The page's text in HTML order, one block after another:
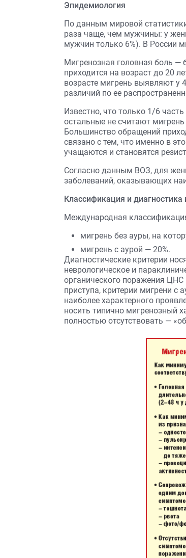
Эпидемиология
По данным мировой
раза чаще, чем мужчины: у
мужчин только 6%). В России
Мигренозная головная боль
приходится на возраст до 20
возрасте мигрень выявляют у
различий по ее
Известно, что только 1/6
остальные не считают
Большинство обращений
связано с тем, что именно в
учащаются и становятся
Согласно данным ВОЗ, для
заболеваний, оказывающих
Классификация и диагностика
Международная
мигрень без ауры, на
мигрень с аурой — 20%.
Диагностические критерии
неврологическое и
органического поражения ЦНС
приступа, критерии мигрени
наиболее характерного
носить типично мигренозный
полностью отсутствовать —